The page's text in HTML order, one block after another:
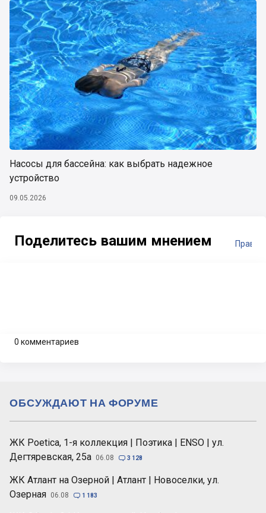
Насосы для бассейна: как выбрать надежное
устройство
09.05.2026
Поделитесь вашим мнением
0 комментариев
ЖК Poetica, 1-я коллекция | Поэтика | ENSO | ул.
Дегтяревская, 25а 06.08  3 128
ЖК Атлант на Озерной | Атлант | Новоселки, ул.
Озерная 06.08  1 183
ОБСУЖДАЮТ НА ФОРУМЕ